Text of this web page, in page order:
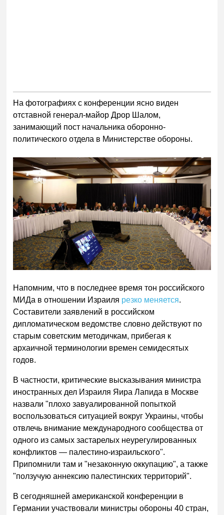
На фотографиях с конференции ясно виден
отставной генерал-майор Дрор Шалом,
занимающий пост начальника оборонно-
политического отдела в Министерстве обороны.
Напомним, что в последнее время тон российского
МИДа в отношении Израиля резко меняется.
Составители заявлений в российском
дипломатическом ведомстве словно действуют по
старым советским методичкам, прибегая к
архаичной терминологии времен семидесятых
годов.
В частности, критические высказывания министра
иностранных дел Израиля Яира Лапида в Москве
назвали "плохо завуалированной попыткой
воспользоваться ситуацией вокруг Украины, чтобы
отвлечь внимание международного сообщества от
одного из самых застарелых неурегулированных
конфликтов — палестино-израильского".
Припомнили там и "незаконную оккупацию", а также
"ползучую аннексию палестинских территорий".
В сегодняшней американской конференции в
Германии участвовали министры обороны 40 стран,